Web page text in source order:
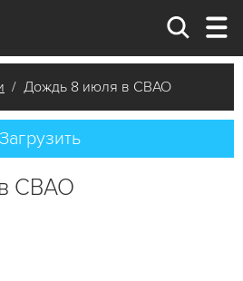
/ Дождь 8 июля в СВАО
Загрузить
СВАО